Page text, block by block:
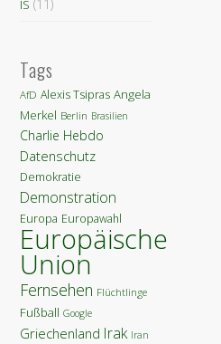
IS (11)
Tags
AfD Alexis Tsipras Angela
Merkel Berlin Brasilien
Charlie Hebdo
Datenschutz
Demokratie
Demonstration
Europa Europawahl
Europäische
Union
Fernsehen Flüchtlinge
Fußball Google
Griechenland Irak Iran